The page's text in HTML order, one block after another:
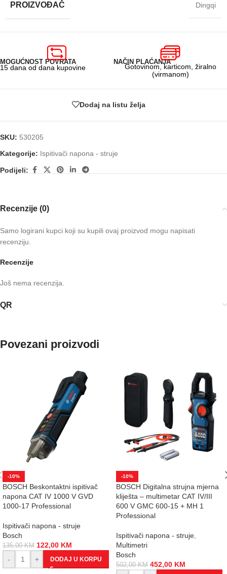
PROIZVOĐAČ Dingqi
MOGUĆNOST POVRATA
15 dana od dana kupovine
NAČIN PLAĆANJA
Gotovinom, karticom, žiralno
(virmanom)
Dodaj na listu želja
SKU: 530205
Kategorije: Ispitivači napona - struje
Podijeli:
Recenzije (0)
Recenzije
Još nema recenzija.
Samo logirani kupci koji su kupili ovaj proizvod mogu napisati
recenziju.
QR
Povezani proizvodi
-10%
BOSCH Beskontaktni ispitivač
napona CAT IV 1000 V GVD
1000-17 Professional
Ispitivači napona - struje
Bosch
135,00KM 122,00 KM
-
+ DODAJ U KORPU
-10%
BOSCH Digitalna strujna mjerna
kliješta – multimetar CAT IV/III
600 V GMC 600-15 + MH 1
Professional
Ispitivači napona - struje
Multimetri
Bosch
502,00KM 452,00 KM